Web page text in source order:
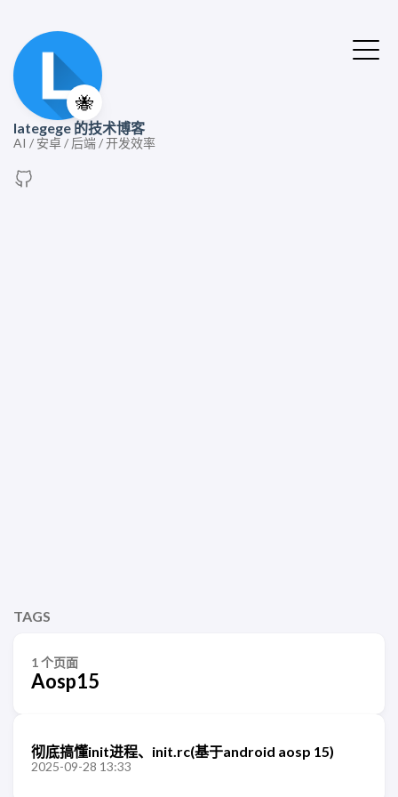
🐝
lategege 的技术博客
AI / 安卓 / 后端 / 开发效率
TAGS
1 个页面
Aosp15
彻底搞懂init进程、init.rc(基于android aosp 15)
2025-09-28 13:33